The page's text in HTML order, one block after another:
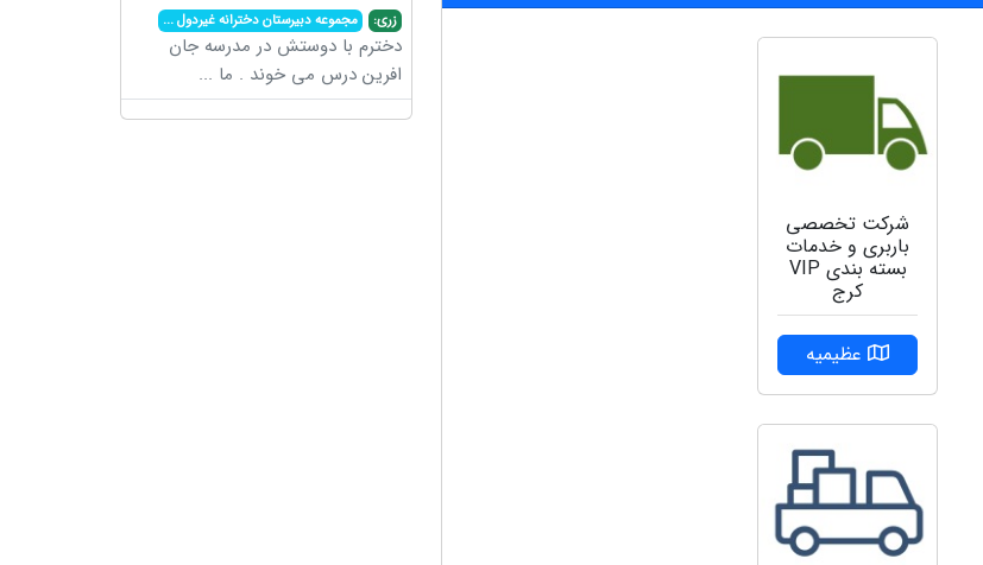
شرکت تخصصی
باربری و خدمات
بسته بندی VIP
کرج
عظیمیه
زری: مجموعه دبیرستان دخترانه غیردول...
دخترم با دوستش در مدرسه جان
افرین درس می خوند . ما ...